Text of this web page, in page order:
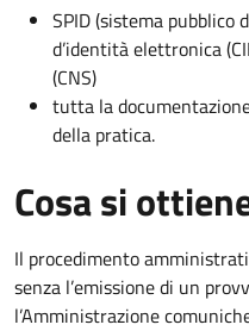
SPID (sistema
d’identità elettronica
(CNS)
tutta la
della pratica.
Cosa si
Il procedimento
senza l’emissione di un
l’Amministrazione